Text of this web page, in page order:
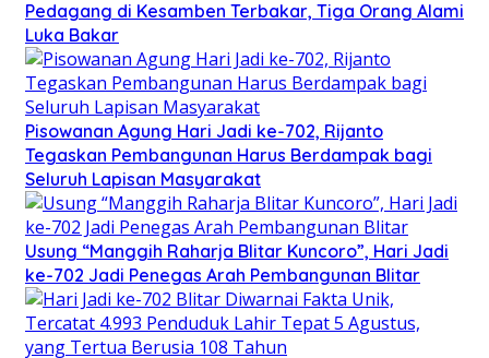
Pedagang di Kesamben Terbakar, Tiga Orang Alami
Luka Bakar
Pisowanan Agung Hari Jadi ke-702, Rijanto
Tegaskan Pembangunan Harus Berdampak bagi
Seluruh Lapisan Masyarakat
Usung “Manggih Raharja Blitar Kuncoro”, Hari Jadi
ke-702 Jadi Penegas Arah Pembangunan Blitar